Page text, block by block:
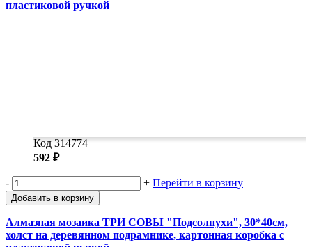
пластиковой ручкой
Код 314774
592 ₽
- + Перейти в корзину
Добавить в корзину
Алмазная мозаика ТРИ СОВЫ "Подсолнухи", 30*40см,
холст на деревянном подрамнике, картонная коробка с